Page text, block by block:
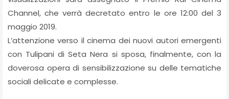
Channel, che verrà decretato entro le ore 12:00 del 3
maggio 2019.
L’attenzione verso il cinema dei nuovi autori emergenti
con Tulipani di Seta Nera si sposa, finalmente, con la
doverosa opera di sensibilizzazione su delle tematiche
sociali delicate e complesse.